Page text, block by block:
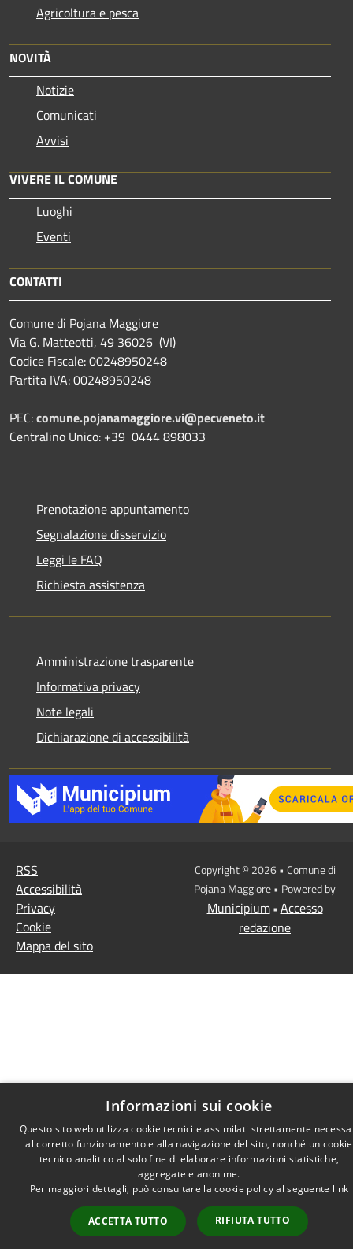
Agricoltura e pesca
NOVITÀ
Notizie
Comunicati
Avvisi
VIVERE IL COMUNE
Luoghi
Eventi
CONTATTI
Comune di Pojana Maggiore
Via G. Matteotti, 49 36026 (VI)
Codice Fiscale: 00248950248
Partita IVA: 00248950248
PEC:comune.pojanamaggiore.vi@pecveneto.it
Centralino Unico: +39 0444 898033
Prenotazione appuntamento
Segnalazione disservizio
Leggi le FAQ
Richiesta assistenza
Amministrazione trasparente
Informativa privacy
Note legali
Dichiarazione di accessibilità
RSS
Accessibilità
Privacy
Cookie
Mappa del sito
Copyright © 2026 • Comune di
Pojana Maggiore • Powered by
Municipium• Accesso
redazione
Informazioni sui cookie
Questo sito web utilizza cookie tecnici e assimilati strettamente
al corretto funzionamento e alla navigazione del sito, nonché un cookie
tecnico analitico al solo fine di elaborare informazioni statistiche,
aggregate e anonime.
Per maggiori dettagli, può consultare la cookie policy al seguente link
ACCETTA TUTTO RIFIUTA TUTTO